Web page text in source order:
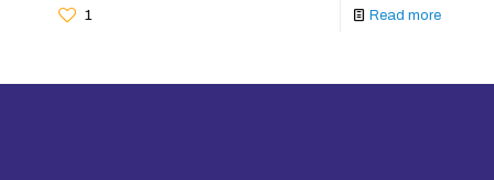
1 Read more